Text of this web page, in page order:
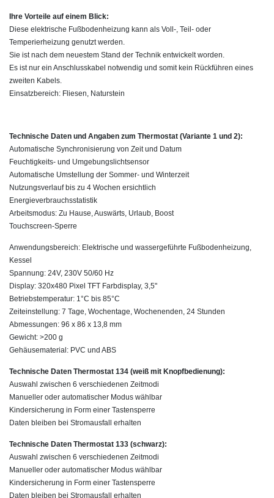
Ihre Vorteile auf einem Blick:
Diese elektrische Fußbodenheizung kann als Voll-, Teil- oder
Temperierheizung genutzt werden.
Sie ist nach dem neuestem Stand der Technik entwickelt worden.
Es ist nur ein Anschlusskabel notwendig und somit kein Rückführen eines
zweiten Kabels.
Einsatzbereich: Fliesen, Naturstein
Technische Daten und Angaben zum Thermostat (Variante 1 und 2):
Automatische Synchronisierung von Zeit und Datum
Feuchtigkeits- und Umgebungslichtsensor
Automatische Umstellung der Sommer- und Winterzeit
Nutzungsverlauf bis zu 4 Wochen ersichtlich
Energieverbrauchsstatistik
Arbeitsmodus: Zu Hause, Auswärts, Urlaub, Boost
Touchscreen-Sperre
Anwendungsbereich: Elektrische und wassergeführte Fußbodenheizung,
Kessel
Spannung: 24V, 230V 50/60 Hz
Display: 320x480 Pixel TFT Farbdisplay, 3,5"
Betriebstemperatur: 1°C bis 85°C
Zeiteinstellung: 7 Tage, Wochentage, Wochenenden, 24 Stunden
Abmessungen: 96 x 86 x 13,8 mm
Gewicht: >200 g
Gehäusematerial: PVC und ABS
Technische Daten Thermostat 134 (weiß mit Knopfbedienung):
Auswahl zwischen 6 verschiedenen Zeitmodi
Manueller oder automatischer Modus wählbar
Kindersicherung in Form einer Tastensperre
Daten bleiben bei Stromausfall erhalten
Technische Daten Thermostat 133 (schwarz):
Auswahl zwischen 6 verschiedenen Zeitmodi
Manueller oder automatischer Modus wählbar
Kindersicherung in Form einer Tastensperre
Daten bleiben bei Stromausfall erhalten